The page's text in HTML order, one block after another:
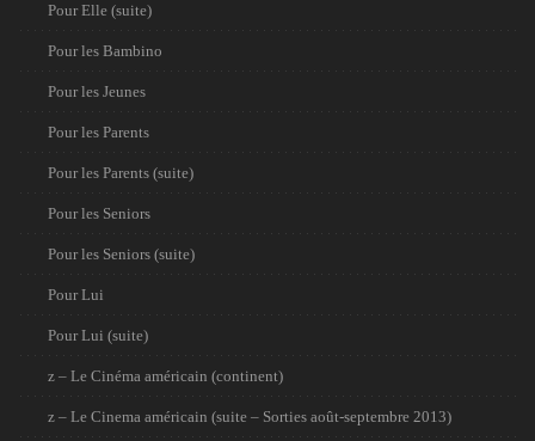
Pour Elle (suite)
Pour les Bambino
Pour les Jeunes
Pour les Parents
Pour les Parents (suite)
Pour les Seniors
Pour les Seniors (suite)
Pour Lui
Pour Lui (suite)
z – Le Cinéma américain (continent)
z – Le Cinema américain (suite – Sorties août-septembre 2013)